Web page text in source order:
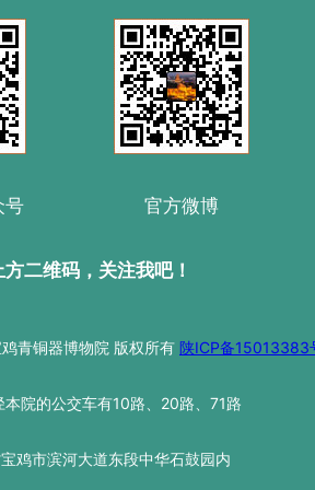
号 官方微博
二维码，关注我吧！
青铜器博物院 版权所有 陕ICP备15013383
本院的公交车有10路、20路、71路
鸡市滨河大道东段中华石鼓园内